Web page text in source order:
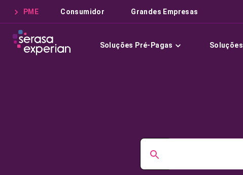
PME Consumidor Grandes Empresas
Soluções Pré-Pagas